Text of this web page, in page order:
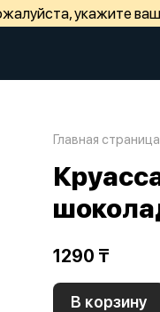
укажите
Главная страница
1290 ₸
В корзину